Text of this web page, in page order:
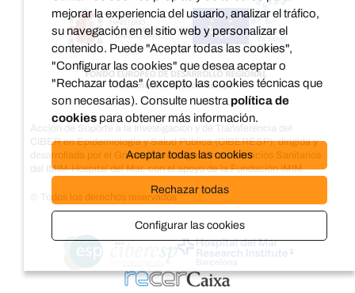
Acción de Soporte a la Investigación y de Transferencia del
CIBER en Epidemiología y Salud Pública (CIBERESP), dirigida y
desarrollada por el Grupo de investigación en Servicios Sanitarios
del IMIM-Hospital del Mar, con el apoyo de la Fundación IMIM.
© Todos los derechos reservados
mejorar la experiencia del usuario, analizar el tráfico,
su navegación en el sitio web y personalizar el
contenido. Puede "Aceptar todas las cookies",
"Configurar las cookies" que desea aceptar o
"Rechazar todas" (excepto las cookies técnicas que
son necesarias). Consulte nuestra política de
cookies para obtener más información.
Aceptar todas las cookies
Rechazar todas
Configurar las cookies